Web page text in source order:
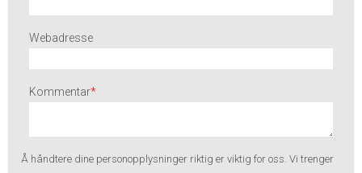
Webadresse
Kommentar*
Å håndtere dine personopplysninger riktig er viktig for oss. Vi trenger